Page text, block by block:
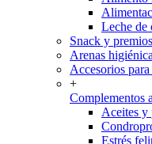
Leche de
Snack y
Arenas
Accesorios
+
Complementos
Aceites y
Estrés